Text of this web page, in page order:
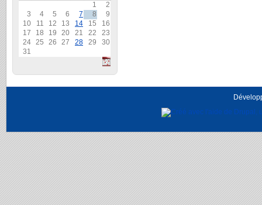
1
2
3
4 5 6 7 8
9
10
11 12 13 14 15
16
17
18 19 20 21 22
23
24 25 26 27 28 29
30
31